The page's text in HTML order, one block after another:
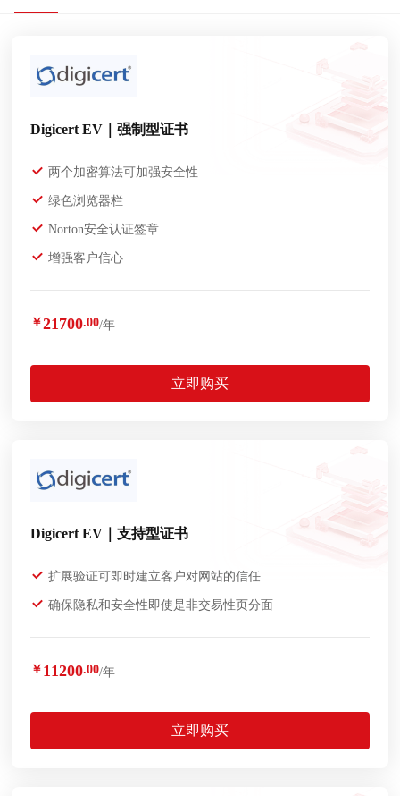
Digicert EV｜强制型证书
两个加密算法可加强安全性
绿色浏览器栏
Norton安全认证签章
增强客户信心
￥21700.00/年
立即购买
Digicert EV｜支持型证书
扩展验证可即时建立客户对网站的信任
确保隐私和安全性即使是非交易性页分面
￥ 11200.00/年
立即购买